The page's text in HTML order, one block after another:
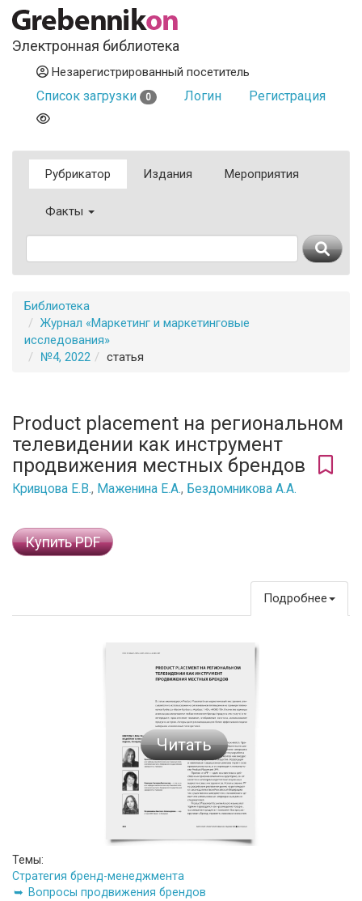
Электронная библиотека
Незарегистрированный посетитель
Список загрузки 0 Логин Регистрация
Рубрикатор Издания Мероприятия
Факты
Библиотека
Журнал «Маркетинг и маркетинговые
исследования»
№4, 2022
статья
Product placement на региональном
телевидении как инструмент
продвижения местных брендов
Кривцова Е.В., Маженина Е.А., Бездомникова А.А.
Купить PDF
Подробнее
Читать
Темы:
Стратегия бренд-менеджмента
Вопросы продвижения брендов